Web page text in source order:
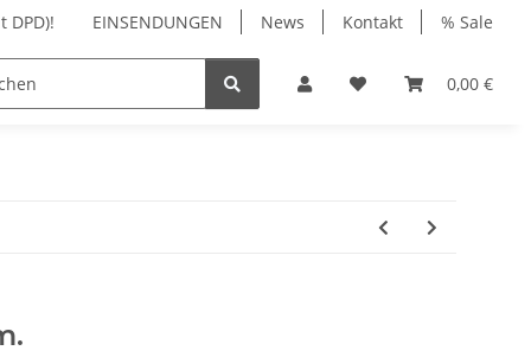
EINSENDUNGEN News Kontakt % Sale
DPD)!
0,00 €
WARTUNG | REPARATUR